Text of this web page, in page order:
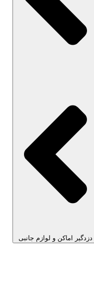
دزدگیر اماکن و لوازم جانبی